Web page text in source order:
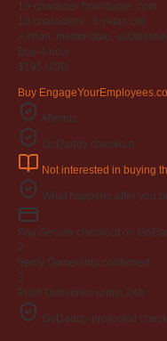
19-character brandable .com
19 characters · 6 years old
A short, memorable,
Buy-it-now
$195 USD
Buy
Afternic
GoDaddy checkout
Not interested in buying
What happens after you
Pay Secure checkout on
2
Verify Ownership confirmed
3
Push Delivered within 24h
GoDaddy-protected